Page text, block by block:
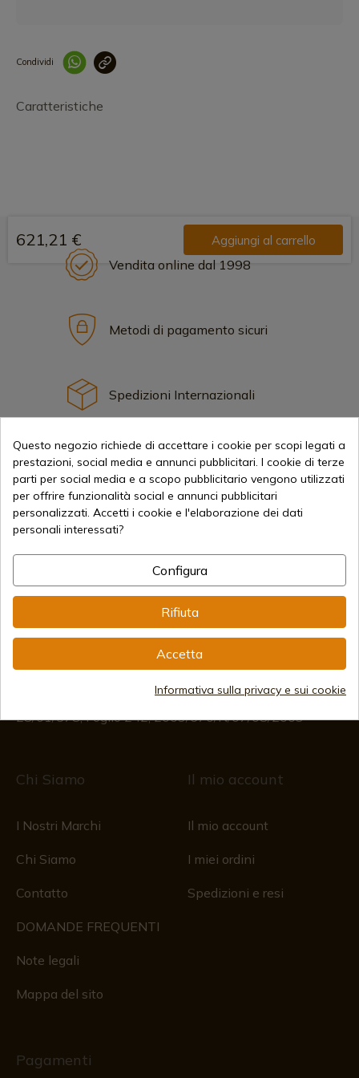
Condividi
Caratteristiche
621,21 € Aggiungi al carrello
Vendita online dal 1998
Metodi di pagamento sicuri
Spedizioni Internazionali
Informazione
(+34)978 877 088
Informazioni per il cliente
Dal lunedì al venerdì dalle 09:00 alle 15:00
28/01/578, Foglio 242, 2003/670/N/07/08/2003
Chi Siamo
I Nostri Marchi
Chi Siamo
Contatto
DOMANDE FREQUENTI
Note legali
Mappa del sito
Il mio account
Il mio account
I miei ordini
Spedizioni e resi
Pagamenti
Questo negozio richiede di accettare i cookie per scopi legati a
prestazioni, social media e annunci pubblicitari. I cookie di terze
parti per social media e a scopo pubblicitario vengono utilizzati
per offrire funzionalità social e annunci pubblicitari
personalizzati. Accetti i cookie e l'elaborazione dei dati
personali interessati?
Configura
Rifiuta
Accetta
Informativa sulla privacy e sui cookie